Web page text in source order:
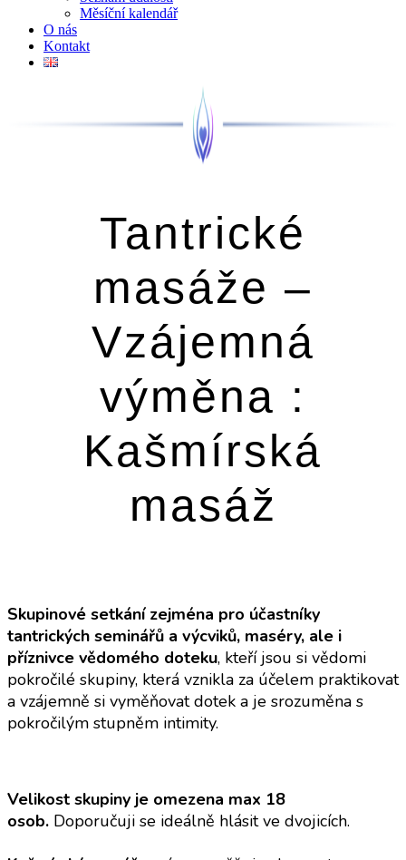
Měsíční kalendář
O nás
Kontakt
Tantrické
masáže –
Vzájemná
výměna :
Kašmírská
masáž
Skupinové setkání zejména pro účastníky
tantrických seminářů a výcviků, maséry, ale i
příznivce vědomého doteku, kteří jsou si vědomi
pokročilé skupiny, která vznikla za účelem praktikovat
a vzájemně si vyměňovat dotek a je srozuměna s
pokročilým stupněm intimity.
Velikost skupiny je omezena max 18
osob. Doporučuji se ideálně hlásit ve dvojicích.